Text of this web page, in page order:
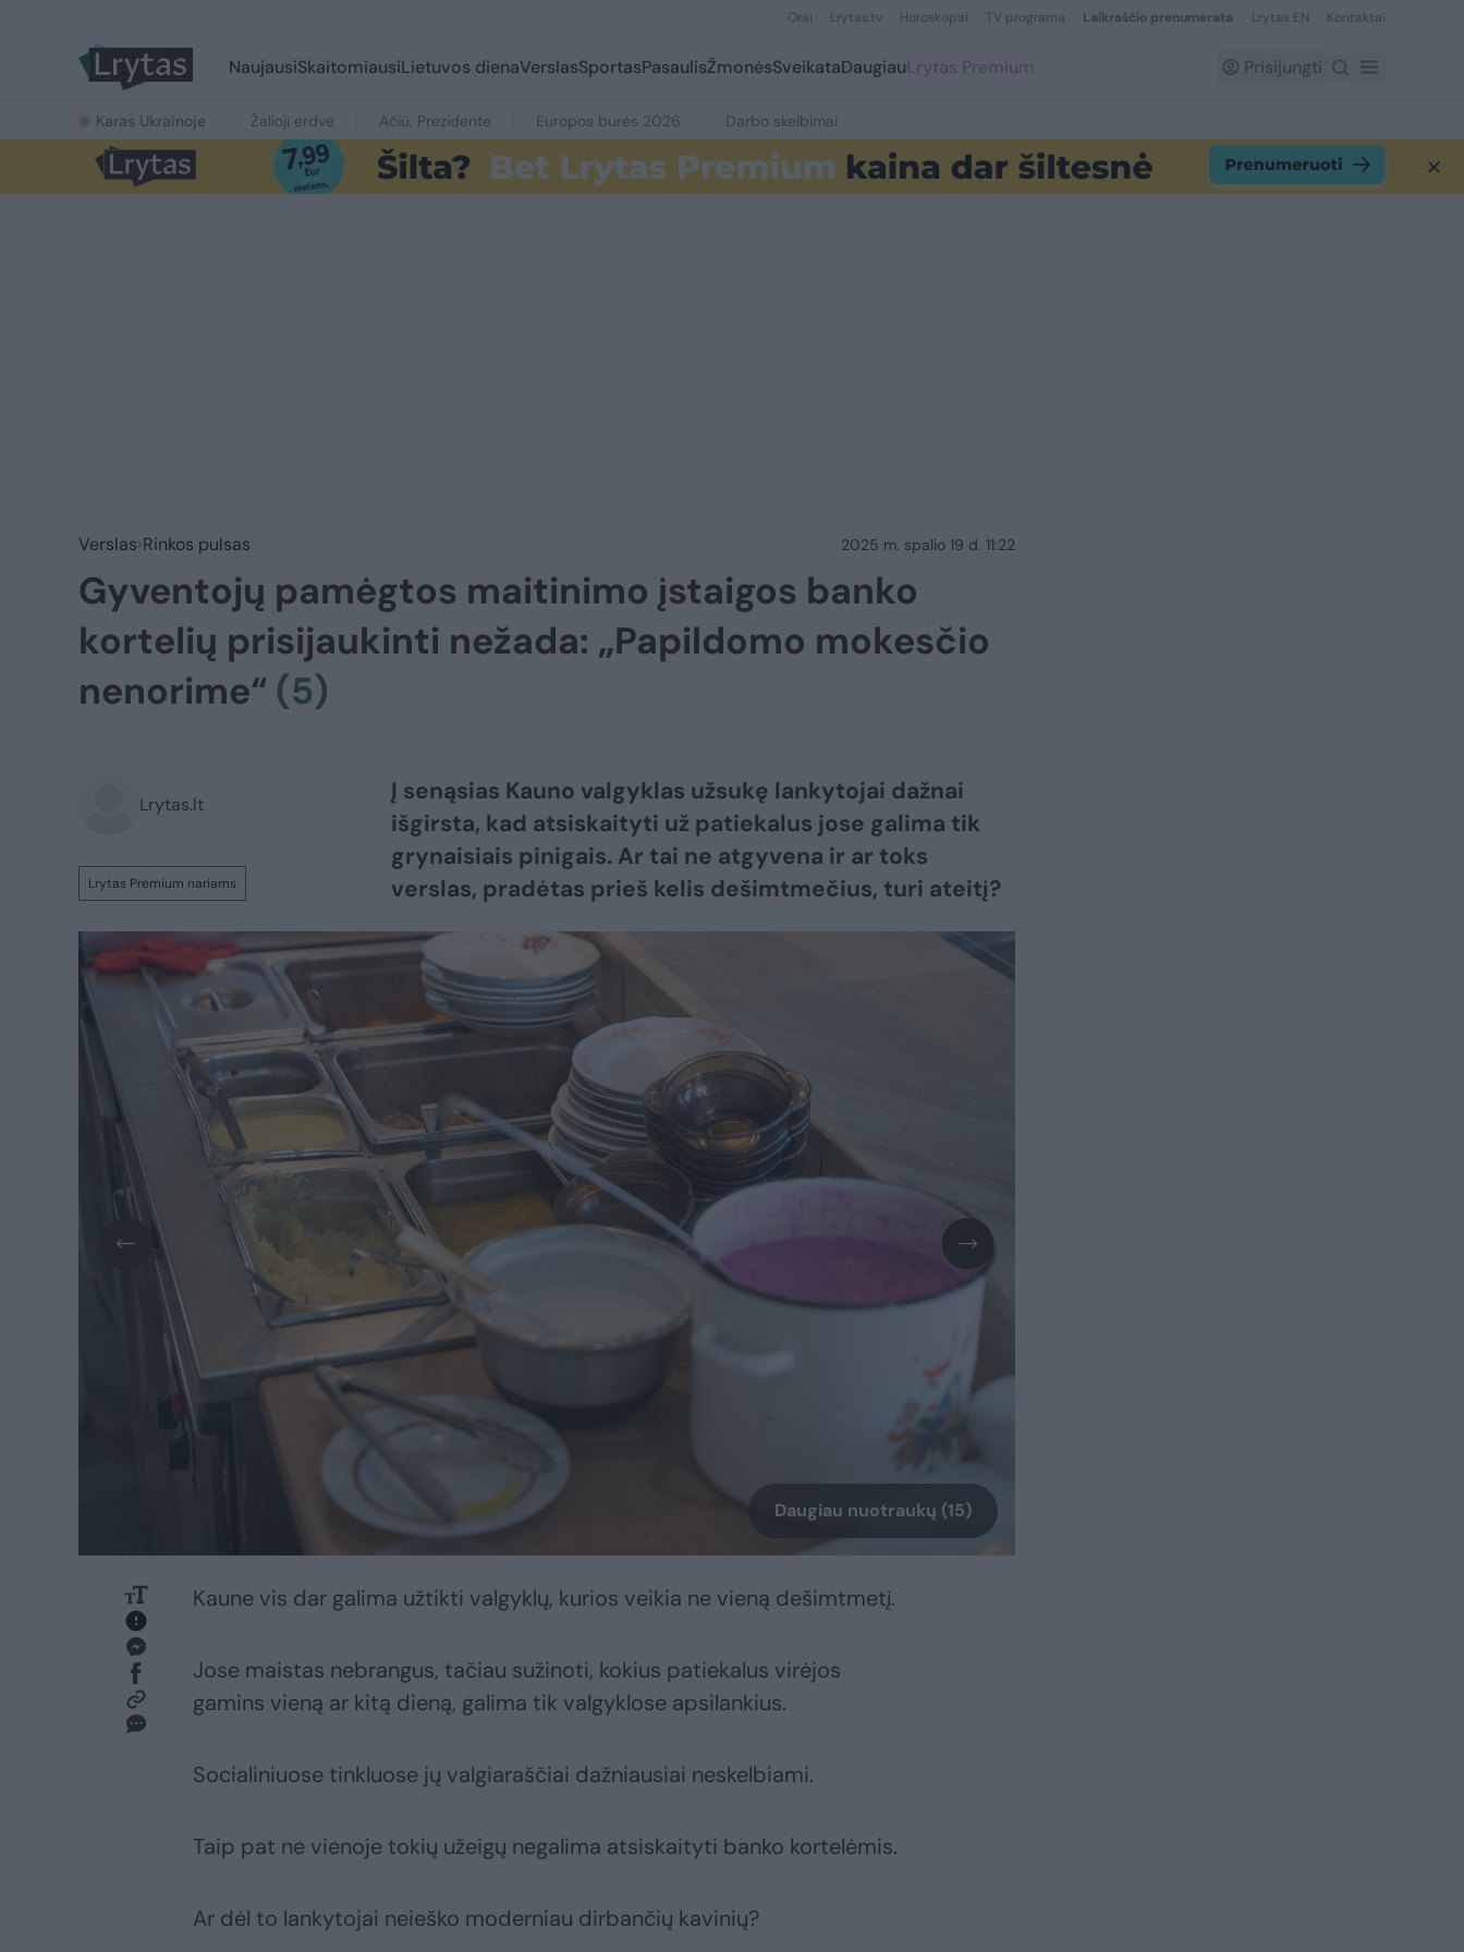
Orai Lrytas.tv Horoskopai TV programa Laikraščio prenumerata Lrytas EN Kontaktai
NaujausiSkaitomiausiLietuvos dienaVerslasSportasPasaulisŽmonėsSveikataDaugiauLrytas Premium Prisijungti
Karas Ukrainoje Žalioji erdvė Ačiū, Prezidente Europos burės 2026 Darbo skelbimai
Verslas Rinkos pulsas 2025 m. spalio 19 d. 11:22
Gyventojų pamėgtos maitinimo įstaigos banko
kortelių prisijaukinti nežada: „Papildomo mokesčio
nenorime“ (5)
Lrytas.lt
Lrytas Premium nariams
Į senąsias Kauno valgyklas užsukę lankytojai dažnai
išgirsta, kad atsiskaityti už patiekalus jose galima tik
grynaisiais pinigais. Ar tai ne atgyvena ir ar toks
verslas, pradėtas prieš kelis dešimtmečius, turi ateitį?
Daugiau nuotraukų (15)
Kaune vis dar galima užtikti valgyklų, kurios veikia ne vieną dešimtmetį.
Jose maistas nebrangus, tačiau sužinoti, kokius patiekalus virėjos
gamins vieną ar kitą dieną, galima tik valgyklose apsilankius.
Socialiniuose tinkluose jų valgiaraščiai dažniausiai neskelbiami.
Taip pat ne vienoje tokių užeigų negalima atsiskaityti banko kortelėmis.
Ar dėl to lankytojai neieško moderniau dirbančių kavinių?